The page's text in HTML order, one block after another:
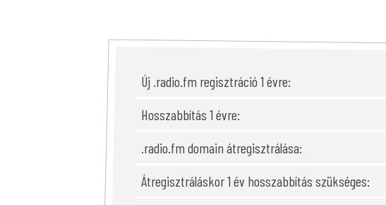
Új .radio.fm regisztráció 1 évre:
Hosszabbítás 1 évre:
.radio.fm domain átregisztrálása:
Átregisztráláskor 1 év hosszabbítás szükséges: